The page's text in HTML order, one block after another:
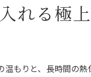
手に入れる賢い方法
得に購入
ットサイトの活用法
れる極
もりと、長時間の